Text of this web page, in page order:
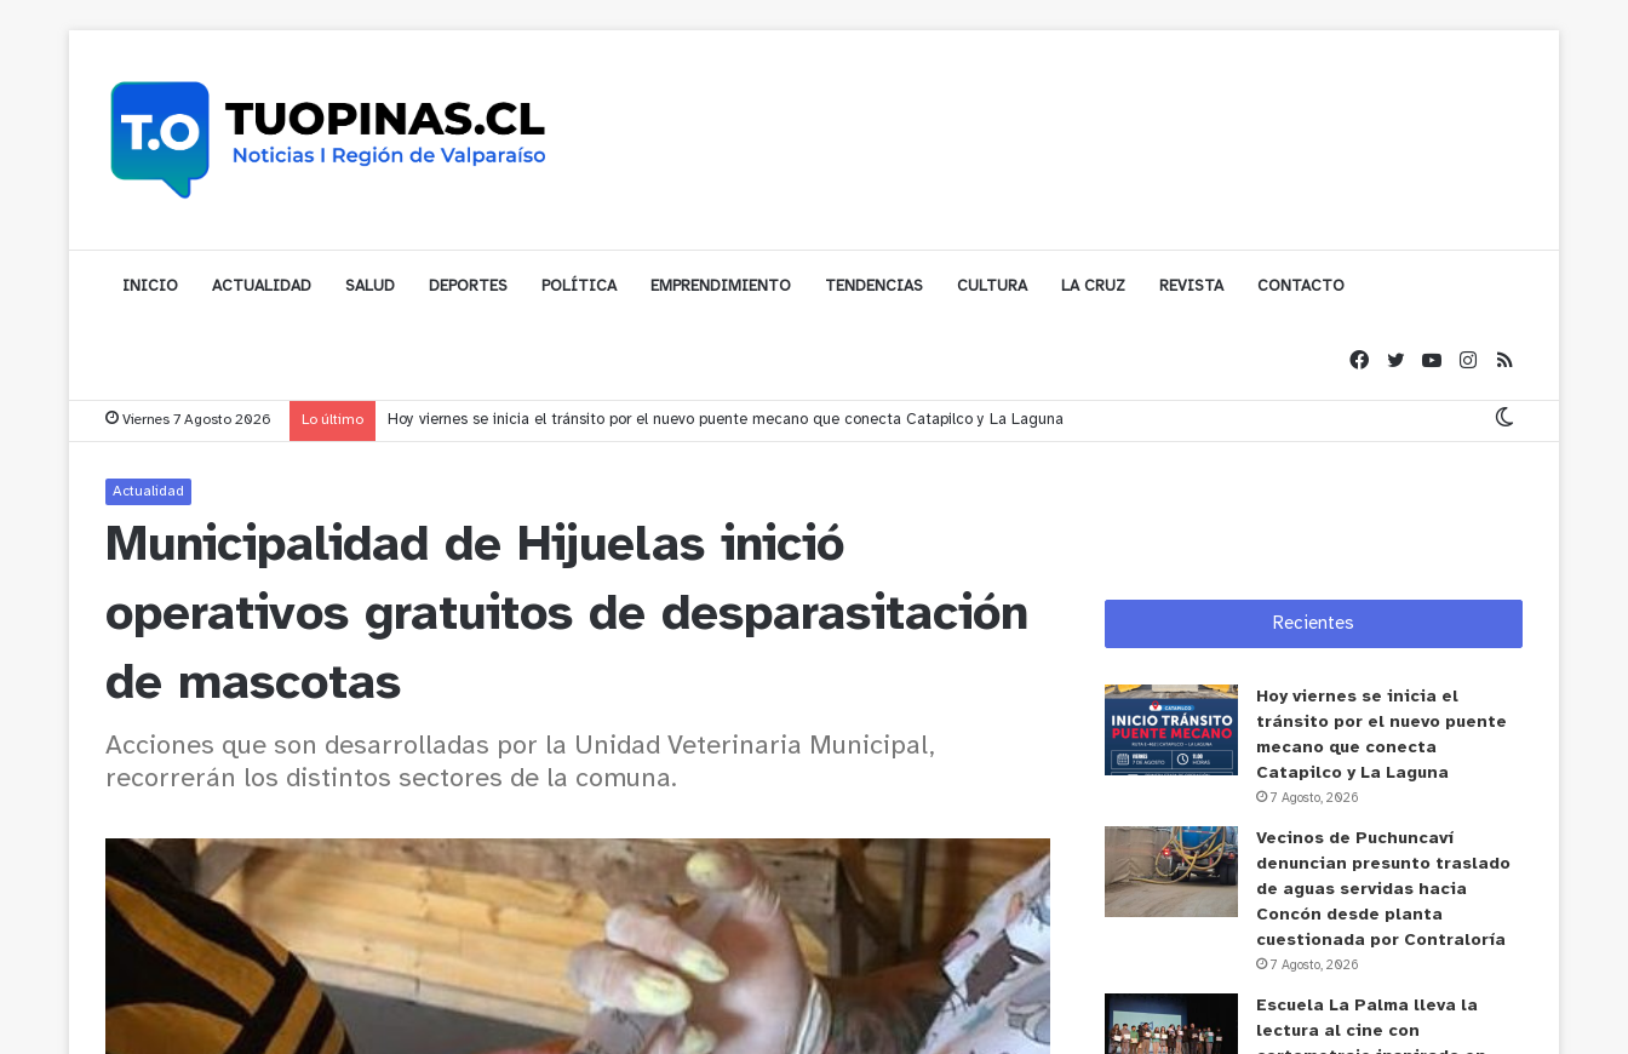
INICIO ACTUALIDAD SALUD DEPORTES POLÍTICA EMPRENDIMIENTO TENDENCIAS CULTURA LA CRUZ REVISTA CONTACTO
Viernes 7 Agosto 2026 Lo último Vecinos de Puchuncaví denuncian presunto traslado de aguas servidas hacia Concón desde planta cuestionada por Contraloría
Actualidad
Municipalidad de Hijuelas inició
operativos gratuitos de desparasitación
de mascotas
Acciones que son desarrolladas por la Unidad Veterinaria Municipal,
recorrerán los distintos sectores de la comuna.
Recientes
Hoy viernes se inicia el
tránsito por el nuevo puente
mecano que conecta
Catapilco y La Laguna
7 Agosto, 2026
Vecinos de Puchuncaví
denuncian presunto traslado
de aguas servidas hacia
Concón desde planta
cuestionada por Contraloría
7 Agosto, 2026
Escuela La Palma lleva la
lectura al cine con